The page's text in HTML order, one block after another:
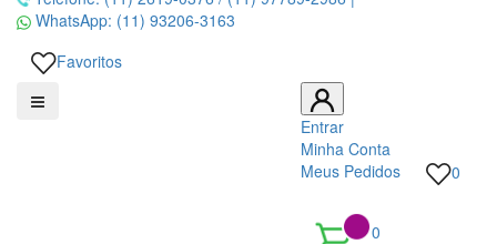
WhatsApp: (11) 93206-3163
Favoritos
Entrar
Minha Conta
Meus Pedidos
0
0